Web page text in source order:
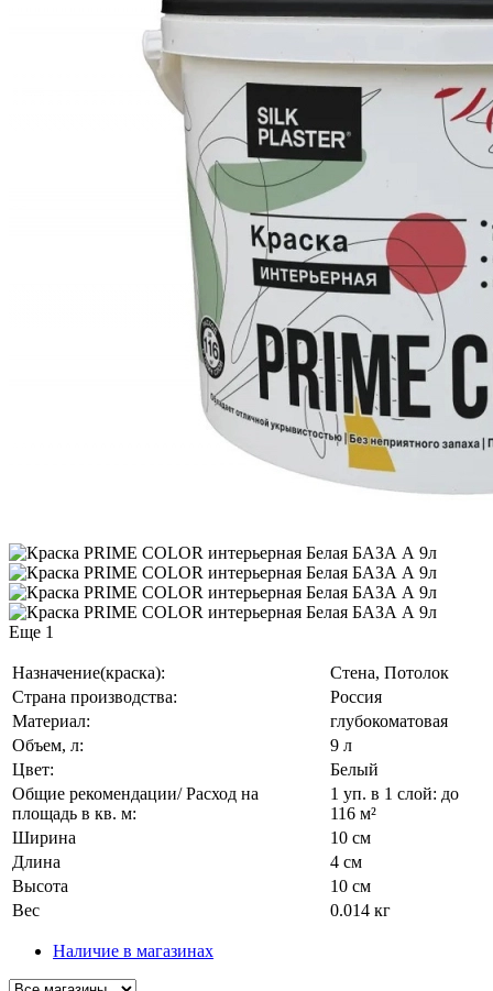
Еще 1
Назначение(краска):
Стена, Потолок
Страна производства:
Россия
Материал:
глубокоматовая
Объем, л:
9 л
Цвет:
Белый
Общие рекомендации/ Расход на
площадь в кв. м:
1 уп. в 1 слой: до
116 м²
Ширина
10 см
Длина
4 см
Высота
10 см
Вес
0.014 кг
Наличие в магазинах